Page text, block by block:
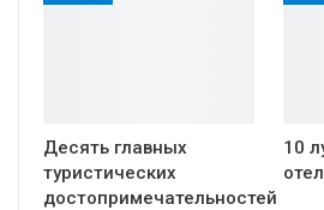
Десять главных
туристических
достопримечательностей
10